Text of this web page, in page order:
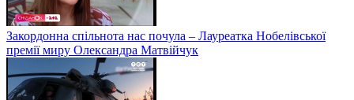
Закордонна спільнота нас почула – Лауреатка Нобелівської
премії миру Олександра Матвійчук